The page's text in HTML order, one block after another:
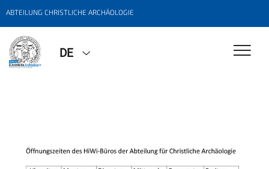
ABTEILUNG CHRISTLICHE ARCHÄOLOGIE
DE